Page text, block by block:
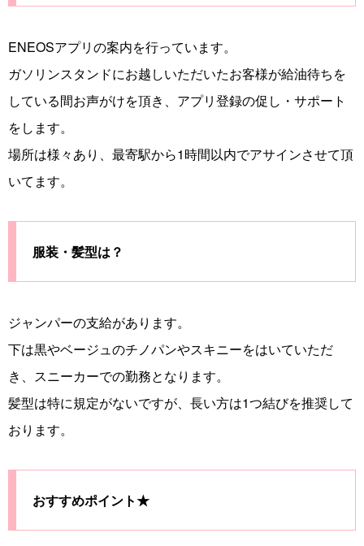
ENEOSアプリの案内を行っています。
ガソリンスタンドにお越しいただいたお客様が給油待ちを
している間お声がけを頂き、アプリ登録の促し・サポート
をします。
場所は様々あり、最寄駅から1時間以内でアサインさせて頂
いてます。
服装・髪型は？
ジャンパーの支給があります。
下は黒やベージュのチノパンやスキニーをはいていただ
き、スニーカーでの勤務となります。
髪型は特に規定がないですが、長い方は1つ結びを推奨して
おります。
おすすめポイント★